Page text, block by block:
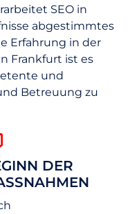
SEO in
abgestimmtes
Erfahrung in der
Frankfurt ist es
und
Betreuung zu
DER